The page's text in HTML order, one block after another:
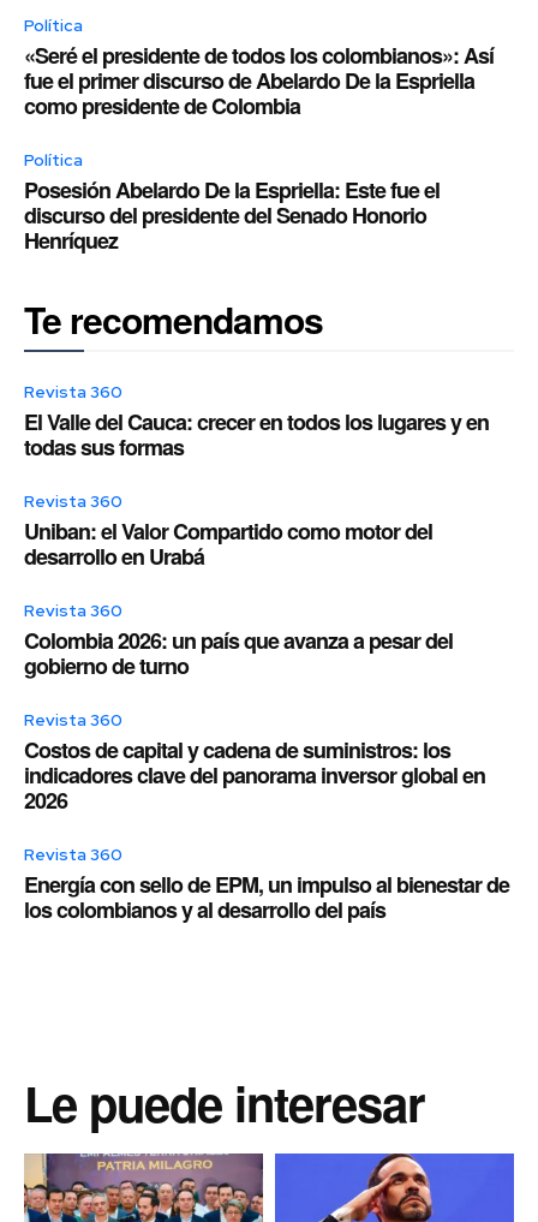
Política
«Seré el presidente de todos los colombianos»: Así
fue el primer discurso de Abelardo De la Espriella
como presidente de Colombia
Política
Posesión Abelardo De la Espriella: Este fue el
discurso del presidente del Senado Honorio
Henríquez
Te recomendamos
Revista 360
El Valle del Cauca: crecer en todos los lugares y en
todas sus formas
Revista 360
Uniban: el Valor Compartido como motor del
desarrollo en Urabá
Revista 360
Colombia 2026: un país que avanza a pesar del
gobierno de turno
Revista 360
Costos de capital y cadena de suministros: los
indicadores clave del panorama inversor global en
2026
Revista 360
Energía con sello de EPM, un impulso al bienestar de
los colombianos y al desarrollo del país
Le puede interesar